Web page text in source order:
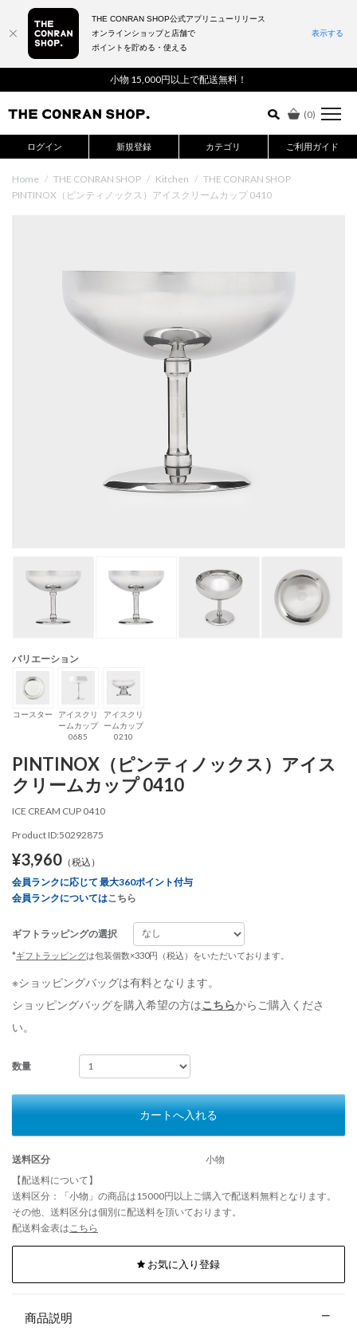
小物 15,000円以上で配送無料！
(0)
ログイン 新規登録 カテゴリ ご利用ガイド
詳細検索はこちら
Home / THE CONRAN SHOP / Kitchen / THE CONRAN SHOP
PINTINOX（ピンティノックス）アイスクリームカップ 0410
バリエーション
コースター
アイスクリ
ームカップ
0685
アイスクリ
ームカップ
0210
PINTINOX（ピンティノックス）アイス
クリームカップ 0410
ICE CREAM CUP 0410
Product ID:50292875
¥3,960 （税込）
会員ランクに応じて 最大360ポイント付与
会員ランクについてはこちら
ギフトラッピングの選択
*ギフトラッピングは包装個数×330円（税込）をいただいております。
※ショッピングバッグは有料となります。
ショッピングバッグを購入希望の方はこちらからご購入くださ
い。
数量
カートへ入れる
送料区分
小物
【配送料について】
送料区分：「小物」の商品は15000円以上ご購入で配送料無料となります。
その他、送料区分は個別に配送料を頂いております。
配送料金表は こちら
お気に入り登録
商品説明
THE CONRAN SHOP公式アプリニューリリース
オンラインショップと店舗で
ポイントを貯める・使える
表示する